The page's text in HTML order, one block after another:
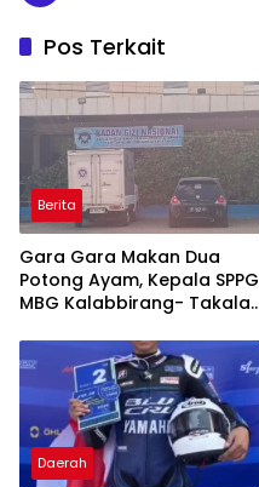
Pos Terkait
Berita
Gara Gara Makan Dua
Potong Ayam, Kepala SPPG
MBG Kalabbirang- Takalar
Daerah